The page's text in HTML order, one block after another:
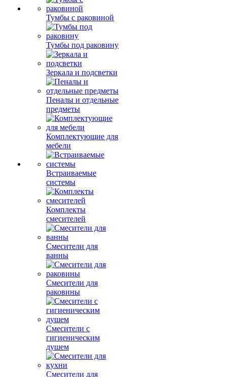
Тумбы с раковиной
Тумбы под раковину
Зеркала и подсветки
Пеналы и отдельные
предметы
Комплектующие для
мебели
Встраиваемые
системы
Комплекты
смесителей
Смесители для
ванны
Смесители для
раковины
Смесители с
гигиеническим
душем
Смесители для